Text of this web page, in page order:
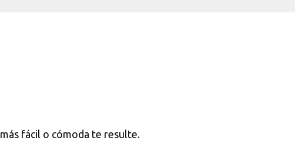
fácil o cómoda te resulte.